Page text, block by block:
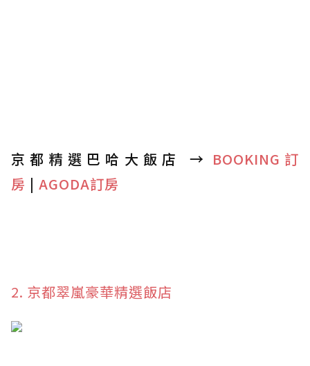
京都精選巴哈大飯店 → BOOKING訂
房 | AGODA訂房
2. 京都翠嵐豪華精選飯店